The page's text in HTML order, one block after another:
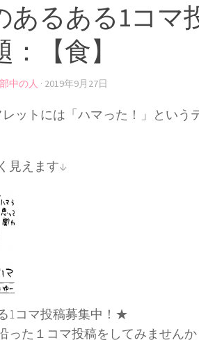
るある1コマ
【食】
中の人 · 2019年9月27日
ットには「ハマった！」という
見えます↓
1コマ投稿募集中！★
った１コマ投稿をしてみません